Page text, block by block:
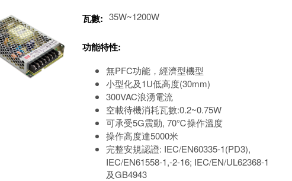
瓦數: 35W~1200W
功能特性:
無PFC功能，經濟型機型
小型化及1U低高度(30mm)
300VAC浪湧電流
空載待機消耗瓦數:0.2~0.75W
可承受5G震動, 70℃操作溫度
操作高度達5000米
完整安規認證: IEC/EN60335-1(PD3),
IEC/EN61558-1,-2-16; IEC/EN/UL62368-1
及GB4943